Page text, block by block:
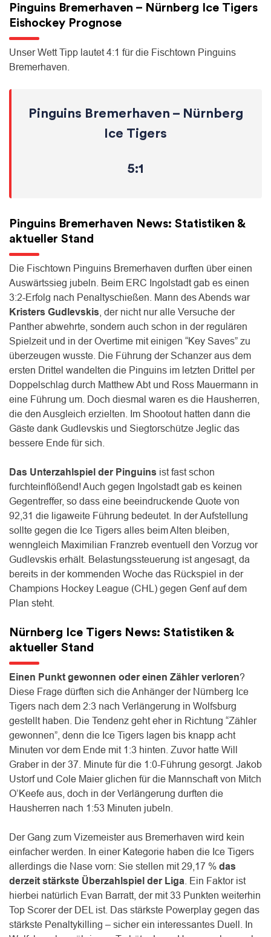
Pinguins Bremerhaven – Nürnberg Ice Tigers
Eishockey Prognose
Unser Wett Tipp lautet 4:1 für die Fischtown Pinguins
Bremerhaven.
Pinguins Bremerhaven – Nürnberg
Ice Tigers
5:1
Pinguins Bremerhaven News: Statistiken &
aktueller Stand
Die Fischtown Pinguins Bremerhaven durften über einen
Auswärtssieg jubeln. Beim ERC Ingolstadt gab es einen
3:2-Erfolg nach Penaltyschießen. Mann des Abends war
Kristers Gudlevskis , der nicht nur alle Versuche der
Panther abwehrte, sondern auch schon in der regulären
Spielzeit und in der Overtime mit einigen “Key Saves” zu
überzeugen wusste. Die Führung der Schanzer aus dem
ersten Drittel wandelten die Pinguins im letzten Drittel per
Doppelschlag durch Matthew Abt und Ross Mauermann in
eine Führung um. Doch diesmal waren es die Hausherren,
die den Ausgleich erzielten. Im Shootout hatten dann die
Gäste dank Gudlevskis und Siegtorschütze Jeglic das
bessere Ende für sich.
Das Unterzahlspiel der Pinguins ist fast schon
furchteinflößend! Auch gegen Ingolstadt gab es keinen
Gegentreffer, so dass eine beeindruckende Quote von
92,31 die ligaweite Führung bedeutet. In der Aufstellung
sollte gegen die Ice Tigers alles beim Alten bleiben,
wenngleich Maximilian Franzreb eventuell den Vorzug vor
Gudlevskis erhält. Belastungssteuerung ist angesagt, da
bereits in der kommenden Woche das Rückspiel in der
Champions Hockey League (CHL) gegen Genf auf dem
Plan steht.
Nürnberg Ice Tigers News: Statistiken &
aktueller Stand
Einen Punkt gewonnen oder einen Zähler verloren?
Diese Frage dürften sich die Anhänger der Nürnberg Ice
Tigers nach dem 2:3 nach Verlängerung in Wolfsburg
gestellt haben. Die Tendenz geht eher in Richtung “Zähler
gewonnen”, denn die Ice Tigers lagen bis knapp acht
Minuten vor dem Ende mit 1:3 hinten. Zuvor hatte Will
Graber in der 37. Minute für die 1:0-Führung gesorgt. Jakob
Ustorf und Cole Maier glichen für die Mannschaft von Mitch
O’Keefe aus, doch in der Verlängerung durften die
Hausherren nach 1:53 Minuten jubeln.
Der Gang zum Vizemeister aus Bremerhaven wird kein
einfacher werden. In einer Kategorie haben die Ice Tigers
allerdings die Nase vorn: Sie stellen mit 29,17 % das
derzeit stärkste Überzahlspiel der Liga . Ein Faktor ist
hierbei natürlich Evan Barratt, der mit 33 Punkten weiterhin
Top Scorer der DEL ist. Das stärkste Powerplay gegen das
stärkste Penaltykilling – sicher ein interessantes Duell. In